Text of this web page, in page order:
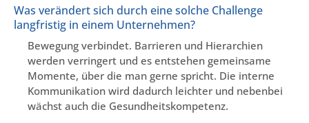
Was verändert sich durch eine solche Challenge
langfristig in einem Unternehmen?
Bewegung verbindet. Barrieren und Hierarchien
werden verringert und es entstehen gemeinsame
Momente, über die man gerne spricht. Die interne
Kommunikation wird dadurch leichter und nebenbei
wächst auch die Gesundheitskompetenz.